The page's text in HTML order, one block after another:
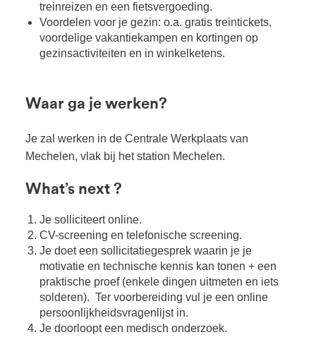
treinreizen en een fietsvergoeding.
Voordelen voor je gezin: o.a. gratis treintickets,
voordelige vakantiekampen en kortingen op
gezinsactiviteiten en in winkelketens.
Waar ga je werken?
Je zal werken in de Centrale Werkplaats van
Mechelen, vlak bij het station Mechelen.
What’s next ?
Je solliciteert online.
CV-screening en telefonische screening.
Je doet een sollicitatiegesprek waarin je je
motivatie en technische kennis kan tonen + een
praktische proef (enkele dingen uitmeten en iets
solderen). Ter voorbereiding vul je een online
persoonlijkheidsvragenlijst in.
Je doorloopt een medisch onderzoek.